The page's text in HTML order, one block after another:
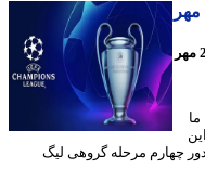
مرحله گروهی لیگ